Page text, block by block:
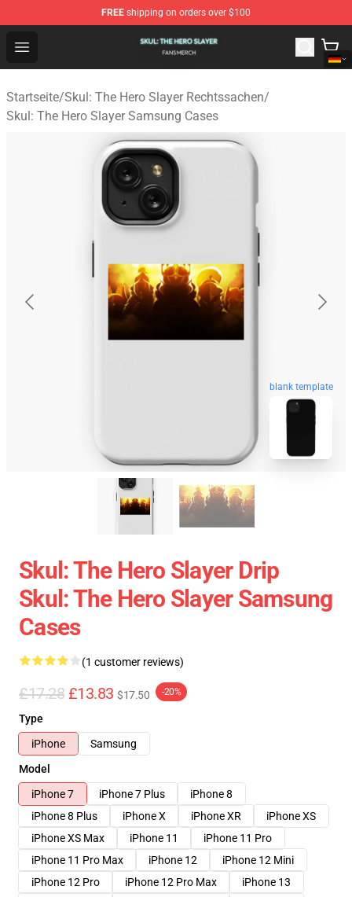
FREE shipping on orders over $100
Open menu
Skul: The Hero Slayer Shop - Official Skul: The Hero
Startseite/Skul: The Hero Slayer Rechtssachen/
Skul: The Hero Slayer Samsung Cases
blank template
Skul: The Hero Slayer Drip
Skul: The Hero Slayer Samsung
Cases
(1 customer reviews)
£17.28 £13.83 $17.50 -20%
Type
iPhone
Samsung
Model
iPhone 7
iPhone 7 Plus
iPhone 8
iPhone 8 Plus
iPhone X iPhone XR
iPhone XS
iPhone XS Max
iPhone 11
iPhone 11 Pro
iPhone 11 Pro Max
iPhone 12
iPhone 12 Mini
iPhone 12 Pro
iPhone 12 Pro Max
iPhone 13